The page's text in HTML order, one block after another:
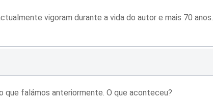
vigoram durante a vida do autor e mais 70 anos.
que falámos anteriormente. O que aconteceu?